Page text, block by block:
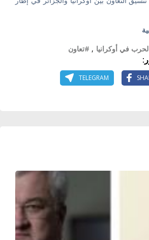
في أوكرانيا , #تعاون
TELEGRAM